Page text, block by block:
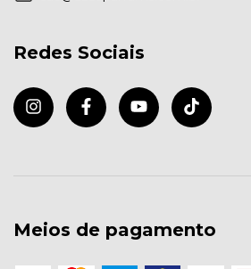
Redes Sociais
Meios de pagamento